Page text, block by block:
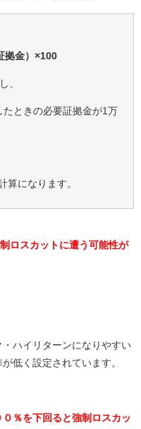
拠金）×100
、
たときの必要証拠金が1万
算になります。
ロスカットに遭う可能性が
ハイリターンになりやすい
低く設定されています。
％を下回ると強制ロスカッ